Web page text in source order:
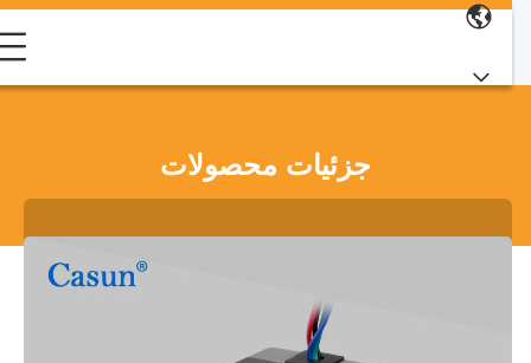
جزئیات محصولات